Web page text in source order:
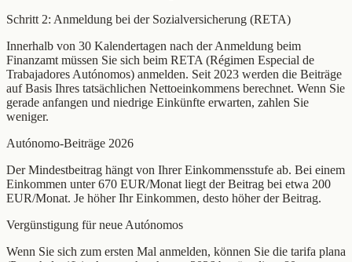
Schritt 2: Anmeldung bei der Sozialversicherung (RETA)
Innerhalb von 30 Kalendertagen nach der Anmeldung beim
Finanzamt müssen Sie sich beim RETA (Régimen Especial de
Trabajadores Autónomos) anmelden. Seit 2023 werden die Beiträge
auf Basis Ihres tatsächlichen Nettoeinkommens berechnet. Wenn Sie
gerade anfangen und niedrige Einkünfte erwarten, zahlen Sie
weniger.
Autónomo-Beiträge 2026
Der Mindestbeitrag hängt von Ihrer Einkommensstufe ab. Bei einem
Einkommen unter 670 EUR/Monat liegt der Beitrag bei etwa 200
EUR/Monat. Je höher Ihr Einkommen, desto höher der Beitrag.
Vergünstigung für neue Autónomos
Wenn Sie sich zum ersten Mal anmelden, können Sie die tarifa plana